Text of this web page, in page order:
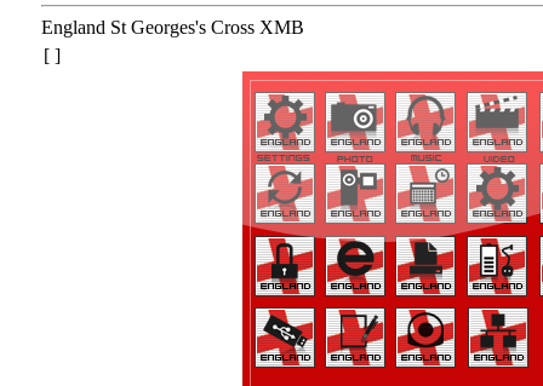
England St Georges's Cross XMB
[ ]